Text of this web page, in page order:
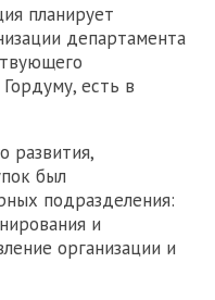
планирует
департамента
есть в
развития,
был
подразделения:
и
организации и